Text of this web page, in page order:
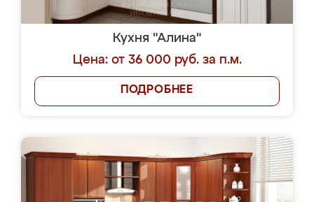
Кухня "Алина"
Цена: от 36 000 руб. за п.м.
ПОДРОБНЕЕ